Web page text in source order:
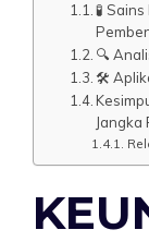
🧪
🔍
🛠️
Jangka